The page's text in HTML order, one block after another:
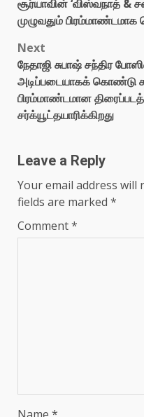
navigation
சூர்யாவின் ‘விஸ்வநாத்
முழுவதும் பிரம்மாண்டமாக
Next
நேதாஜி சுபாஷ் சந்திர
அடிப்படையாகக் கொண்டு
பிரம்மாண்டமான
சர்க்யூட்தயாரிக்கிறது
Leave a Reply
Your email address will
fields are marked *
Comment*